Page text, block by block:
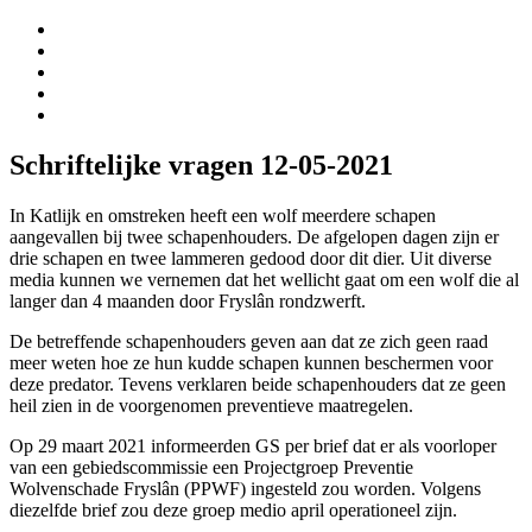
Schriftelijke vragen 12-05-2021
In Katlijk en omstreken heeft een wolf meerdere schapen
aangevallen bij twee schapenhouders. De afgelopen dagen zijn er
drie schapen en twee lammeren gedood door dit dier. Uit diverse
media kunnen we vernemen dat het wellicht gaat om een wolf die al
langer dan 4 maanden door Fryslân rondzwerft.
De betreffende schapenhouders geven aan dat ze zich geen raad
meer weten hoe ze hun kudde schapen kunnen beschermen voor
deze predator. Tevens verklaren beide schapenhouders dat ze geen
heil zien in de voorgenomen preventieve maatregelen.
Op 29 maart 2021 informeerden GS per brief dat er als voorloper
van een gebiedscommissie een Projectgroep Preventie
Wolvenschade Fryslân (PPWF) ingesteld zou worden. Volgens
diezelfde brief zou deze groep medio april operationeel zijn.